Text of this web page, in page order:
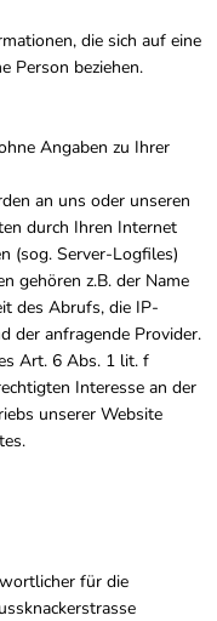
die sich auf eine
Person beziehen.
Angaben zu Ihrer
an uns oder unseren
durch Ihren Internet
(sog. Server-Logfiles)
gehören z.B. der Name
des Abrufs, die IP-
der anfragende Provider.
Art. 6 Abs. 1 lit. f
Interesse an der
unserer Website
für die